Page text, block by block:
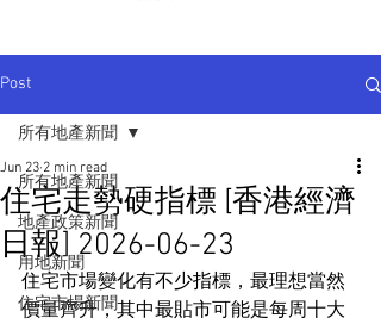
Post
所有地產新聞
地產政策新聞
用地新聞
住宅市場新聞
所有地產新聞
住宅走勢硬指標 [香港經濟
日報] 2026-06-23
Jun 23 2 min read
住宅市場變化有不少指標，最理想當然
價量齊升，其中最貼市可能是每周十大